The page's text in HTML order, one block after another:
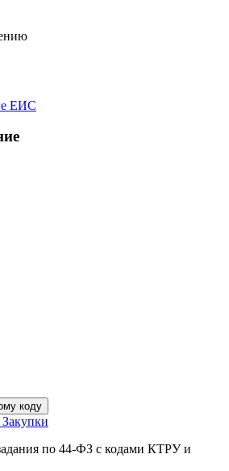
ЕИС
коду
по 44-ФЗ с кодами КТРУ и